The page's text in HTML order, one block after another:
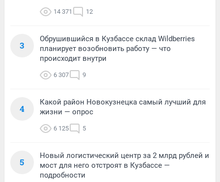
14 371 12
3
Обрушившийся в Кузбассе склад Wildberries
планирует возобновить работу — что
происходит внутри
6 307 9
4
Какой район Новокузнецка самый лучший для
жизни — опрос
6 125 5
5
Новый логистический центр за 2 млрд рублей и
мост для него отстроят в Кузбассе —
подробности